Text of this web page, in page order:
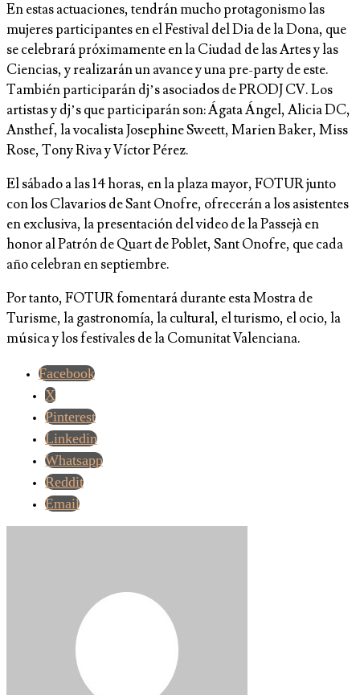
En estas actuaciones, tendrán mucho protagonismo las
mujeres participantes en el Festival del Dia de la Dona, que
se celebrará próximamente en la Ciudad de las Artes y las
Ciencias, y realizarán un avance y una pre-party de este.
También participarán dj’s asociados de PRODJ CV. Los
artistas y dj’s que participarán son: Ágata Ángel, Alicia DC,
Ansthef, la vocalista Josephine Sweett, Marien Baker, Miss
Rose, Tony Riva y Víctor Pérez.
El sábado a las 14 horas, en la plaza mayor, FOTUR junto
con los Clavarios de Sant Onofre, ofrecerán a los asistentes
en exclusiva, la presentación del video de la Passejà en
honor al Patrón de Quart de Poblet, Sant Onofre, que cada
año celebran en septiembre.
Por tanto, FOTUR fomentará durante esta Mostra de
Turisme, la gastronomía, la cultural, el turismo, el ocio, la
música y los festivales de la Comunitat Valenciana.
Facebook
X
Pinterest
Linkedin
Whatsapp
Reddit
Email